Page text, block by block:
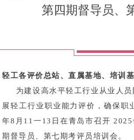
第四期督导员、
轻工各评价总站、直属基地、培训
为建设高水平轻工行业从业人员
展轻工行业职业能力评价，确保职
年8月11一13日在青岛市召开
期督导员、第七期考评员培训会。